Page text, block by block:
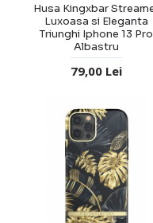
Husa Kingxbar
Luxoasa si Eleganta
Triunghi Iphone 13 Pro
Albastru
79,00 Lei